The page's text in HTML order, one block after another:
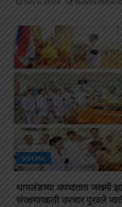
SOCIAL
थायलंडच्या अपघातात जखमी
संरक्षणाखाली उपचार पुरवले